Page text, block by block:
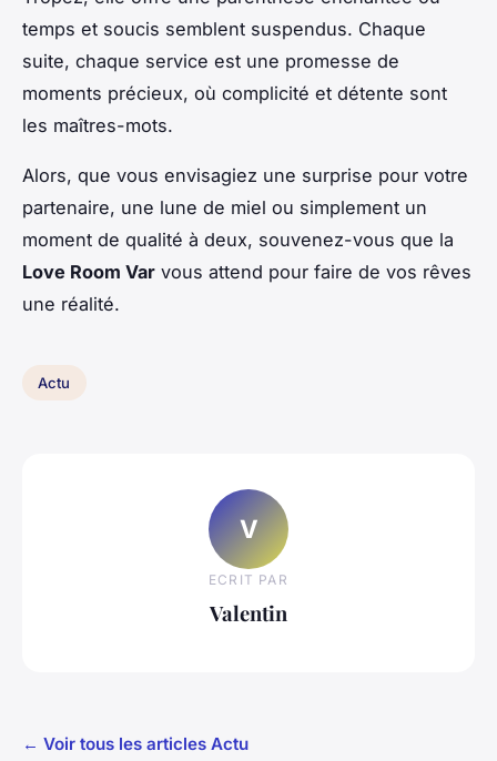
temps et soucis semblent suspendus. Chaque
suite, chaque service est une promesse de
moments précieux, où complicité et détente sont
les maîtres-mots.
Alors, que vous envisagiez une surprise pour votre
partenaire, une lune de miel ou simplement un
moment de qualité à deux, souvenez-vous que la
Love Room Var vous attend pour faire de vos rêves
une réalité.
Actu
V
ECRIT PAR
Valentin
← Voir tous les articles Actu